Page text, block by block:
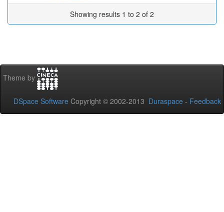
Showing results 1 to 2 of 2
Theme by
DSpace Software Copyright © 2002-2013 Duraspace - Feedback